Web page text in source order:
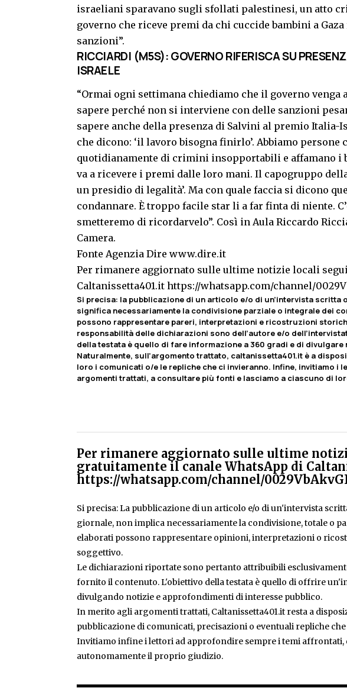
israeliani sparavano sugli sfollati palestinesi, un atto
governo che riceve premi da chi cuccide bambini a
sanzioni”.
RICCIARDI (M5S): GOVERNO RIFERISCA SU
ISRAELE
“Ormai ogni settimana chiediamo che il governo venga
sapere perché non si interviene con delle sanzioni
sapere anche della presenza di Salvini al premio Italia-
che dicono: ‘il lavoro bisogna finirlo’. Abbiamo persone
quotidianamente di crimini insopportabili e affamano i
va a ricevere i premi dalle loro mani. Il capogruppo della
un presidio di legalità’. Ma con quale faccia si dicono
condannare. È troppo facile star li a far finta di niente.
smetteremo di ricordarvelo”. Così in Aula Riccardo
Camera.
Fonte Agenzia Dire www.dire.it
Per rimanere aggiornato sulle ultime notizie locali
Caltanissetta401.it https://whatsapp.com/channel/
Si precisa: la pubblicazione di un articolo e/o di un’intervista scritta
significa necessariamente la condivisione parziale o integrale dei
possono rappresentare pareri, interpretazioni e ricostruzioni
responsabilità delle dichiarazioni sono dell’autore e/o
della testata è quello di fare informazione a 360 gradi e di
Naturalmente, sull’argomento trattato, caltanissetta401.it è a
loro i comunicati o/e le repliche che ci invieranno. Infine, invitiamo i
argomenti trattati, a consultare più fonti e lasciamo a ciascuno di
Per rimanere aggiornato sulle ultime
gratuitamente il canale WhatsApp di
https://whatsapp.com/channel/
Si precisa: La pubblicazione di un articolo e/o di un'intervista
giornale, non implica necessariamente la condivisione, totale o
elaborati possono rappresentare opinioni, interpretazioni o
soggettivo.
Le dichiarazioni riportate sono pertanto attribuibili
fornito il contenuto. L'obiettivo della testata è quello di offrire
divulgando notizie e approfondimenti di interesse pubblico.
In merito agli argomenti trattati, Caltanissetta401.it resta a
pubblicazione di comunicati, precisazioni o eventuali repliche
Invitiamo infine i lettori ad approfondire sempre i temi
autonomamente il proprio giudizio.